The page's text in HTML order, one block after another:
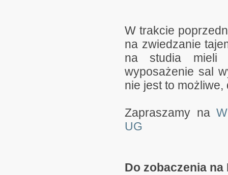
W trakcie
na zwiedzanie
na studia mieli
wyposażenie sal
nie jest to
Zapraszamy na
UG
Do zobaczenia